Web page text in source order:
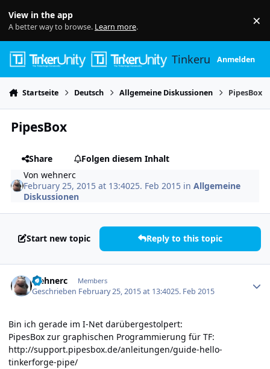
View in the app
A better way to browse. Learn more. ×
TinkerunityAnmelden
Startseite Deutsch Allgemeine Diskussionen PipesBox
PipesBox
Share
Folgen diesem Inhalt
Vonwehnerc
February 25, 2015 at 13:4025. Feb 2015 inAllgemeine
Diskussionen
Start new topic Reply to this topic
wehnerc Members
Geschrieben February 25, 2015 at 13:4025. Feb 2015
Bin ich gerade im I-Net darübergestolpert:
PipesBox zur graphischen Programmierung für TF:
http://support.pipesbox.de/anleitungen/guide-hello-
tinkerforge-pipe/